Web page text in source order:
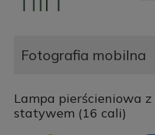
Fotografia mobilna
Lampa pierścieniowa
statywem (16 cali)